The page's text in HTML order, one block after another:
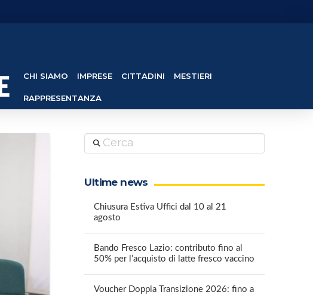
CHI SIAMO IMPRESE CITTADINI MESTIERI
RAPPRESENTANZA
Cerca
Ultime news
Chiusura Estiva Uffici dal 10 al 21
agosto
Bando Fresco Lazio: contributo fino al
50% per l’acquisto di latte fresco vaccino
Voucher Doppia Transizione 2026: fino a